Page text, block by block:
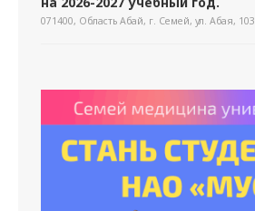
071400, Область Абай, г. Семей, ул. Абая, 103